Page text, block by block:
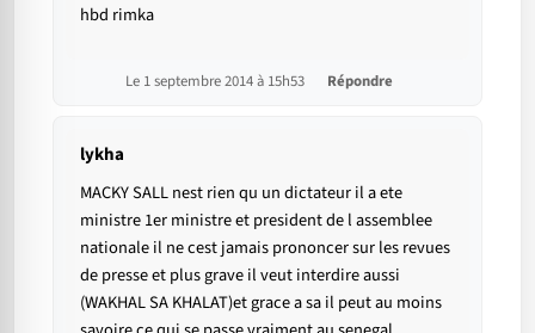
hbd rimka
Le 1 septembre 2014 à 15h53 Répondre
lykha
MACKY SALL nest rien qu un dictateur il a ete
ministre 1er ministre et president de l assemblee
nationale il ne cest jamais prononcer sur les revues
de presse et plus grave il veut interdire aussi
(WAKHAL SA KHALAT)et grace a sa il peut au moins